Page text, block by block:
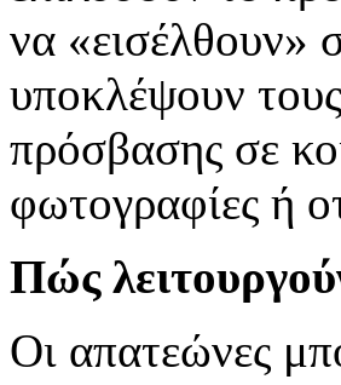
να «εισέλθουν»
υποκλέψουν
πρόσβασης σε
φωτογραφίες ή
Πώς
Οι απατεώνες